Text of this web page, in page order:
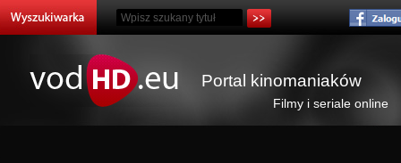
Portal kinomaniaków
Filmy i seriale online